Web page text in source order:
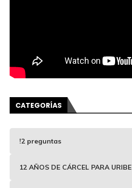
CATEGORÍAS
!2 preguntas
12 AÑOS DE CÁRCEL PARA URIBE